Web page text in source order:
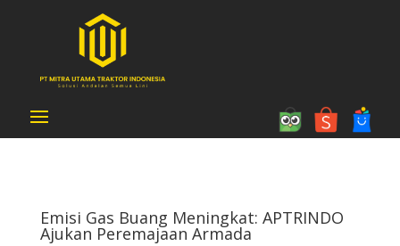
Emisi Gas Buang Meningkat: APTRINDO
Ajukan Peremajaan Armada